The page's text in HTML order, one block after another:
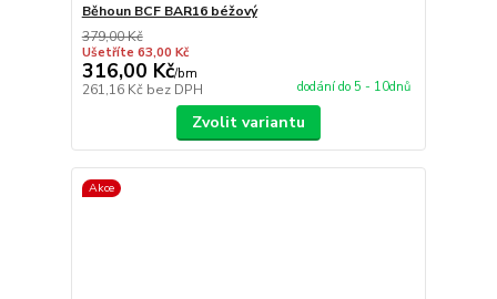
Běhoun BCF BAR16 béžový
379,00 Kč
Ušetříte 63,00 Kč
316,00 Kč/bm
261,16 Kč bez DPH dodání do 5 - 10dnů
Zvolit variantu
Akce